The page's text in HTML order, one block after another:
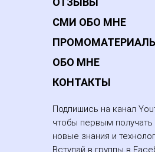
СМИ ОБО МНЕ
ОБО МНЕ
КОНТАКТЫ
Подпишись на канал
чтобы первым получать
новые знания и
Вступай в группы в